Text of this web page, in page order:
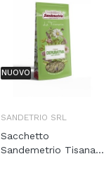
NUOVO
SANDETRIO SRL
Sacchetto
Sandemetrio Tisana...